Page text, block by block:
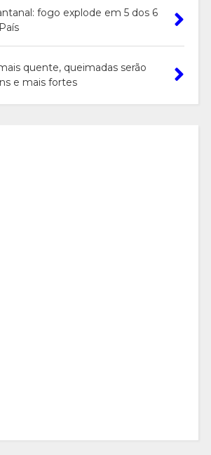
fogo explode em 5 dos 6
quente, queimadas serão
e mais fortes